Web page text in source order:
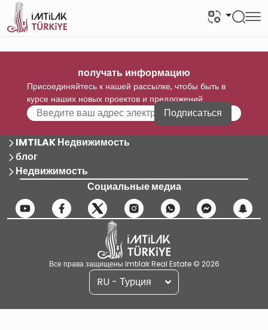
получать информацию
Присоединяйтесь к нашей рассылке, чтобы быть в
курсе наших новых проектов и предложений
Подписаться
IMTILAK Недвижимость
блог
Недвижимость
Социальные медиа
Все права защищены Imtilak Real Estate © 2026
RU - Турция